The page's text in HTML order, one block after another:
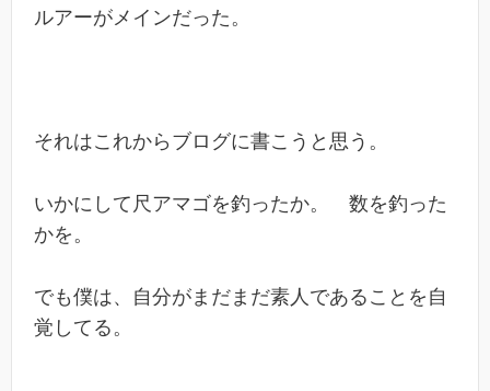
ルアーがメインだった。
それはこれからブログに書こうと思う。
いかにして尺アマゴを釣ったか。 数を釣った
かを。
でも僕は、自分がまだまだ素人であることを自
覚してる。